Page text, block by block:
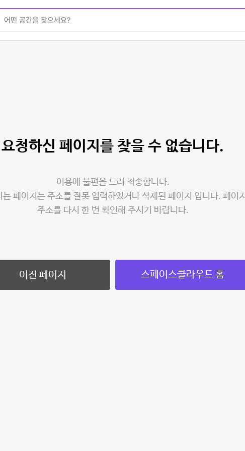
요청하신 페이지를 찾을 수 없습니다.
이용에 불편을 드려 죄송합니다.
는 페이지는 주소를 잘못 입력하였거나 삭제된 페이지 입니다. 페이지
주소를 다시 한 번 확인해 주시기 바랍니다.
이전 페이지 스페이스클라우드 홈